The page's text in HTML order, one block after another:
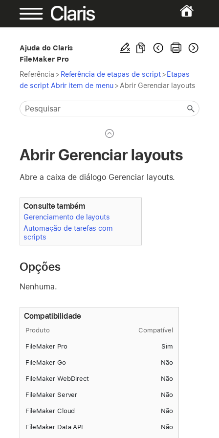
Ajuda do Claris
FileMaker Pro
Referência > Referência de etapas de script >Etapas
de script Abrir item de menu> Abrir Gerenciar layouts
Abrir Gerenciar layouts
Abre a caixa de diálogo Gerenciar layouts.
Consulte também
Gerenciamento de layouts
Automação de tarefas com
scripts
Opções
Nenhuma.
Compatibilidade
Produto Compatível
FileMaker Pro Sim
FileMaker Go Não
FileMaker WebDirect Não
FileMaker Server Não
FileMaker Cloud Não
FileMaker Data API Não